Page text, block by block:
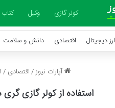
کولر گازی وکیل کتاب
ارز دیجیتال اقتصادی دانش و سلامت
آپارات نیوز/اقتصادی /
استفاده از کولر گازی